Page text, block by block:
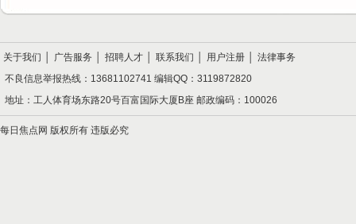
关于我们 广告服务 招聘人才 联系我们 用户注册
法律事务
不良信息举报热线：13681102741 编辑QQ：3119872820
地址：工人体育场东路20号百富国际大厦B座 邮政编码：100026
每日焦点网 版权所有 违版必究